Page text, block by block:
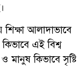
আলাদাভাবে
এই বিশ্ব
মানুষ কিভাবে সৃষ্টি